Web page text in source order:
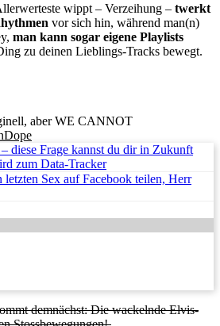
wippt – Verzeihung – twerkt
vor sich hin, während man(n)
man kann sogar eigene Playlists
zu deinen Lieblings-Tracks bewegt.
aber WE CANNOT
diese Frage kannst du dir in Zukunft
zum Data-Tracker
letzten Sex auf Facebook teilen, Herr
demnächst: Die wackelnde Elvis-